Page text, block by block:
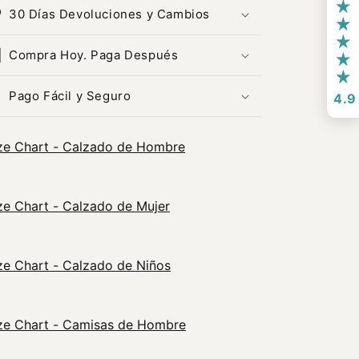
30 Días Devoluciones y Cambios
Compra Hoy. Paga Después
Pago Fácil y Seguro
Chart - Calzado de Hombre
Chart - Calzado de Mujer
Chart - Calzado de Niños
Chart - Camisas de Hombre
4.9